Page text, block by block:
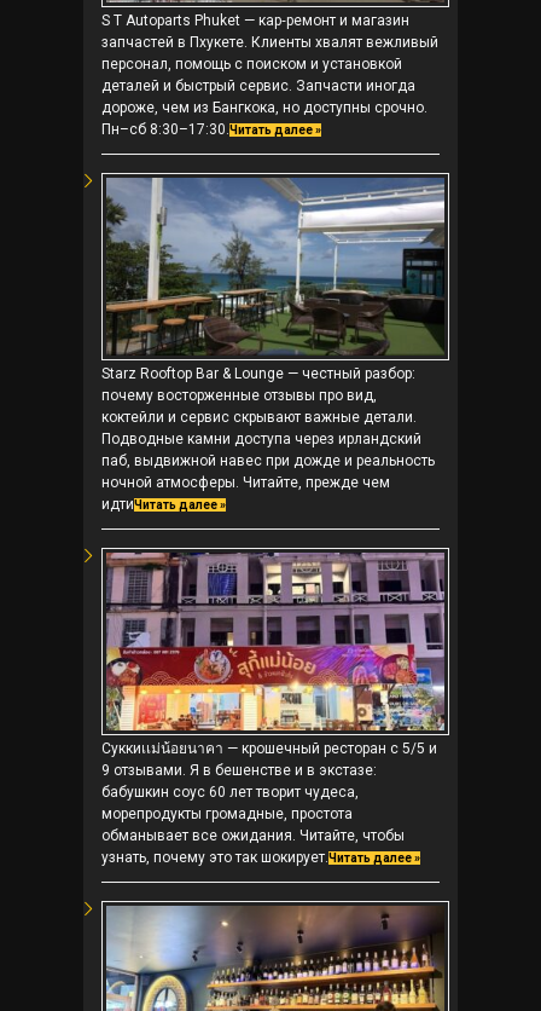
S T Autoparts Phuket — кар‑ремонт и магазин
запчастей в Пхукете. Клиенты хвалят вежливый
персонал, помощь с поиском и установкой
деталей и быстрый сервис. Запчасти иногда
дороже, чем из Бангкока, но доступны срочно.
Пн–сб 8:30–17:30.Читать далее »
Starz Rooftop Bar & Lounge — честный разбор:
почему восторженные отзывы про вид,
коктейли и сервис скрывают важные детали.
Подводные камни доступа через ирландский
паб, выдвижной навес при дожде и реальность
ночной атмосферы. Читайте, прежде чем
идтиЧитать далее »
Суккиเเม่น้อยนาคา — крошечный ресторан с 5/5 и
9 отзывами. Я в бешенстве и в экстазе:
бабушкин соус 60 лет творит чудеса,
морепродукты громадные, простота
обманывает все ожидания. Читайте, чтобы
узнать, почему это так шокирует.Читать далее »